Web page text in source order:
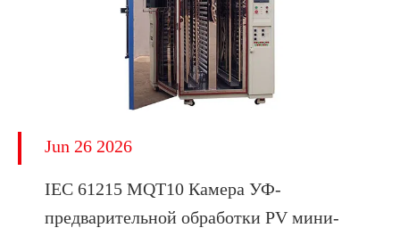
Jun 26 2026
IEC 61215 MQT10 Камера УФ-
предварительной обработки PV мини-